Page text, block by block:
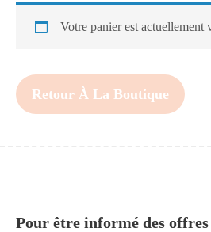
Votre panier est actuellement
Retour À La Boutique
Pour être informé des